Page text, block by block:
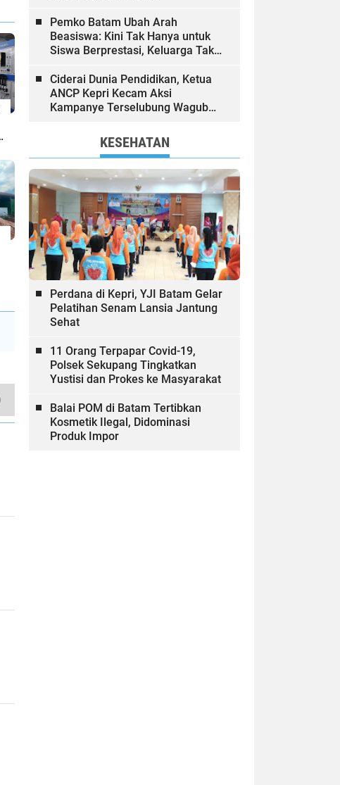
Pemko Batam Ubah Arah
Beasiswa: Kini Tak Hanya untuk
Siswa Berprestasi, Keluarga Tak
Dibiayai
Ciderai Dunia Pendidikan, Ketua
ANCP Kepri Kecam Aksi
Kampanye Terselubung Wagub
KESEHATAN
Perdana di Kepri, YJI Batam Gelar
Pelatihan Senam Lansia Jantung
Sehat
11 Orang Terpapar Covid-19,
Polsek Sekupang Tingkatkan
Yustisi dan Prokes ke Masyarakat
Balai POM di Batam Tertibkan
Kosmetik Ilegal, Didominasi
Produk Impor